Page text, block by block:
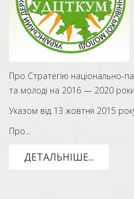
Про Стратегію національно-
та молоді на 2016 — 2020 роки
Указом від 13 жовтня 2015
Про...
ДЕТАЛЬНІШЕ...